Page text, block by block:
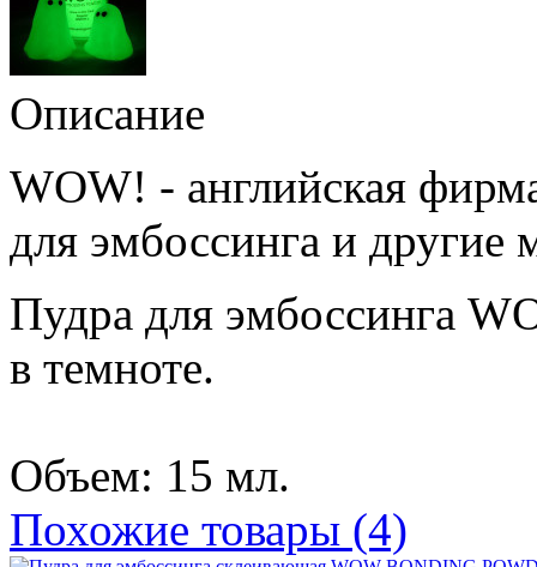
Описание
WOW! - английская
для эмбоссинга и другие
Пудра для эмбоссинга
в темноте.
Объем: 15 мл.
Похожие товары (4)